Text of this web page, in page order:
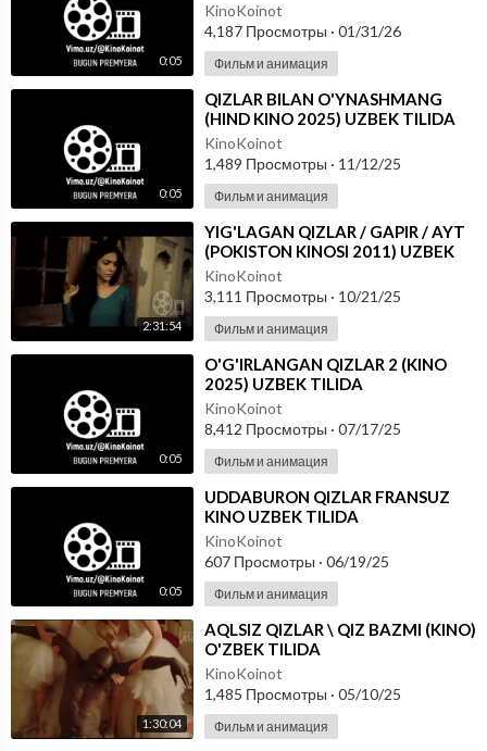
0:05
KinoKoinot
4,187 Просмотры · 01/31/26
Фильм и анимация
0:05
⁣QIZLAR BILAN O'YNASHMANG
(HIND KINO 2025) UZBEK TILIDA
KinoKoinot
1,489 Просмотры · 11/12/25
Фильм и анимация
2:31:54
⁣YIG'LAGAN QIZLAR / GAPIR / AYT
(POKISTON KINOSI 2011) UZBEK
TILIDA
KinoKoinot
3,111 Просмотры · 10/21/25
Фильм и анимация
0:05
⁣O'G'IRLANGAN QIZLAR 2 (KINO
2025) UZBEK TILIDA
KinoKoinot
8,412 Просмотры · 07/17/25
Фильм и анимация
0:05
⁣UDDABURON QIZLAR FRANSUZ
KINO UZBEK TILIDA
KinoKoinot
607 Просмотры · 06/19/25
Фильм и анимация
1:30:04
⁣AQLSIZ QIZLAR \ QIZ BAZMI (KINO)
O'ZBEK TILIDA
KinoKoinot
1,485 Просмотры · 05/10/25
Фильм и анимация